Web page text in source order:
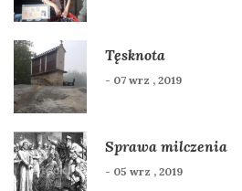
Tęsknota
- 07 wrz , 2019
Sprawa milczenia
- 05 wrz , 2019